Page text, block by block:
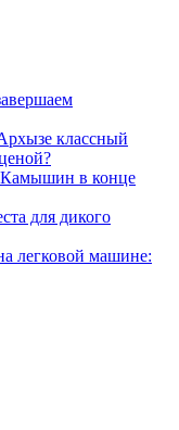
классный
Камышин в конце
для дикого
легковой машине: